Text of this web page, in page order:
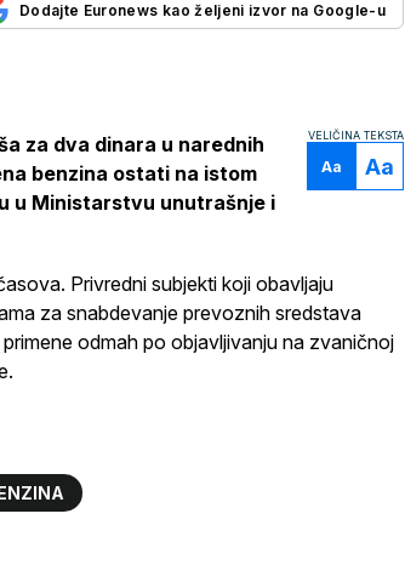
Dodajte Euronews kao željeni izvor na Google-u
VELIČINA TEKSTA
Aa Aa
za dva dinara u narednih
benzina ostati na istom
u Ministarstvu unutrašnje i
Privredni subjekti koji obavljaju
za snabdevanje prevoznih sredstava
odmah po objavljivanju na zvaničnoj